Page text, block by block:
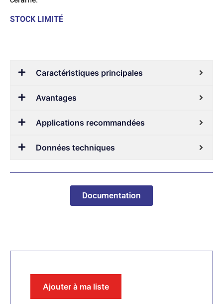
STOCK LIMITÉ
Caractéristiques principales
Avantages
Applications recommandées
Données techniques
Documentation
Ajouter à ma liste